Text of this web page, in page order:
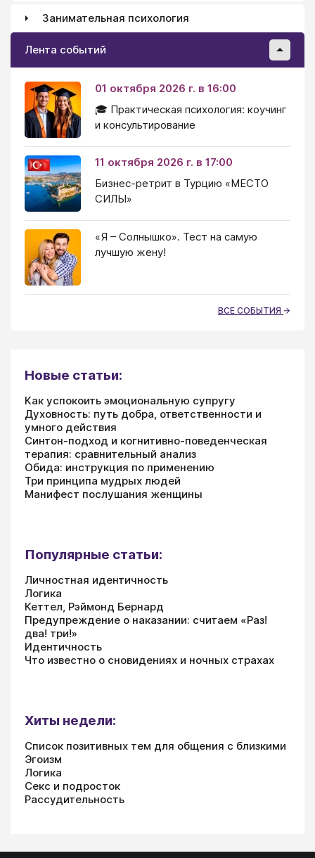
Занимательная психология
Лента событий
01 октября 2026 г. в 16:00
🎓 Практическая психология: коучинг
и консультирование
11 октября 2026 г. в 17:00
Бизнес-ретрит в Турцию «МЕСТО
СИЛЫ»
«Я – Солнышко». Тест на самую
лучшую жену!
ВСЕ СОБЫТИЯ
Новые статьи:
Как успокоить эмоциональную супругу
Духовность: путь добра, ответственности и
умного действия
Синтон-подход и когнитивно-поведенческая
терапия: сравнительный анализ
Обида: инструкция по применению
Три принципа мудрых людей
Манифест послушания женщины
Популярные статьи:
Личностная идентичность
Логика
Кеттел, Рэймонд Бернард
Предупреждение о наказании: считаем «Раз!
два! три!»
Идентичность
Что известно о сновидениях и ночных страхах
Хиты недели:
Список позитивных тем для общения с близкими
Эгоизм
Логика
Секс и подросток
Рассудительность